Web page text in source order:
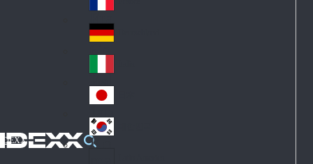
IDEXX
d
Fra
nc
e
Ge
an
y
Ital
y
Jap
an
Ko